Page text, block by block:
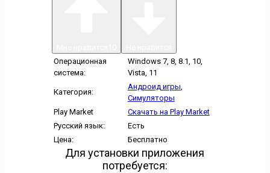
Операционная
система:
Windows 7, 8, 8.1, 10,
Vista, 11
Категория:
Андроид игры,
Симуляторы
Play Market
Скачать на Play Market
Русский язык:
Есть
Цена:
Бесплатно
Для установки приложения
потребуется: